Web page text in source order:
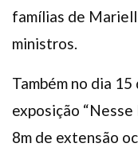
famílias de
ministros.
Também no dia
exposição
8m de extensão